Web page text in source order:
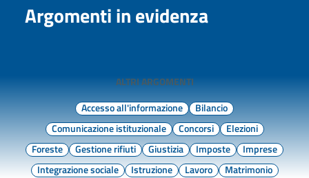
Argomenti in evidenza
ALTRI ARGOMENTI
Accesso all'informazione
Bilancio
Comunicazione istituzionale
Concorsi
Elezioni
Foreste
Gestione rifiuti Giustizia Imposte
Imprese
Integrazione sociale
Istruzione Lavoro
Matrimonio